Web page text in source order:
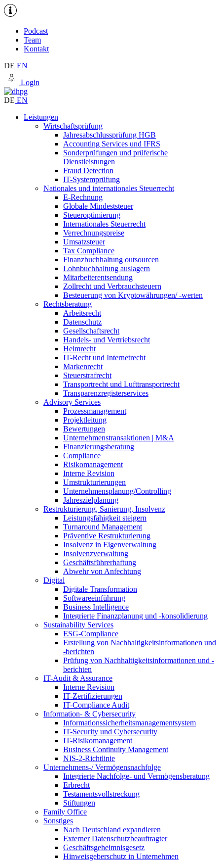
Podcast
Team
Kontakt
DE EN
Login
DE EN
Leistungen
Wirtschaftsprüfung
Jahresabschlussprüfung HGB
Accounting Services und IFRS
Sonderprüfungen und prüferische
Dienstleistungen
Fraud Detection
IT-Systemprüfung
Nationales und internationales Steuerrecht
E-Rechnung
Globale Mindeststeuer
Steueroptimierung
Internationales Steuerrecht
Verrechnungspreise
Umsatzsteuer
Tax Compliance
Finanzbuchhaltung outsourcen
Lohnbuchhaltung auslagern
Mitarbeiterentsendung
Zollrecht und Verbrauchsteuern
Besteuerung von Kryptowährungen/ -werten
Rechtsberatung
Arbeitsrecht
Datenschutz
Gesellschaftsrecht
Handels- und Vertriebsrecht
Heimrecht
IT-Recht und Internetrecht
Markenrecht
Steuerstrafrecht
Transportrecht und Lufttransportrecht
Transparenzregisterservices
Advisory Services
Prozessmanagement
Projektleitung
Bewertungen
Unternehmenstransaktionen | M&A
Finanzierungsberatung
Compliance
Risikomanagement
Interne Revision
Umstrukturierungen
Unternehmensplanung/Controlling
Jahreszielplanung
Restrukturierung, Sanierung, Insolvenz
Leistungsfähigkeit steigern
Turnaround Management
Präventive Restrukturierung
Insolvenz in Eigenverwaltung
Insolvenzverwaltung
Geschäftsführerhaftung
Abwehr von Anfechtung
Digital
Digitale Transformation
Softwareeinführung
Business Intelligence
Integrierte Finanzplanung und -konsolidierung
Sustainability Services
ESG-Compliance
Erstellung von Nachhaltigkeitsinformationen und
-berichten
Prüfung von Nachhaltigkeitsinformationen und -
berichten
IT-Audit & Assurance
Interne Revision
IT-Zertifizierungen
IT-Compliance Audit
Information- & Cybersecurity
Informationssicherheitsmanagementsystem
IT-Security und Cybersecurity
IT-Risikomanagement
Business Continuity Management
NIS-2-Richtlinie
Unternehmens-/Vermögensnachfolge
Integrierte Nachfolge- und Vermögensberatung
Erbrecht
Testamentsvollstreckung
Stiftungen
Family Office
Sonstiges
Nach Deutschland expandieren
Externer Datenschutzbeauftragter
Geschäftsgeheimnisgesetz
Hinweisgeberschutz in Unternehmen